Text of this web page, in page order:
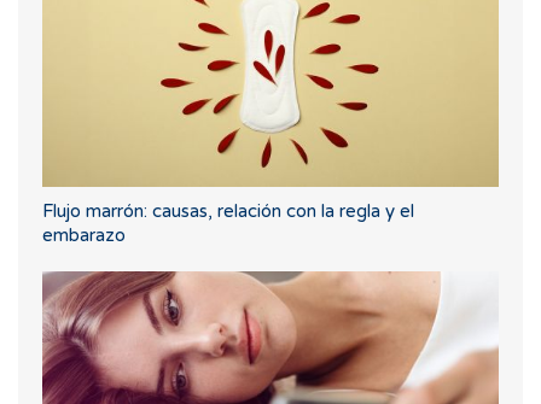
Flujo marrón: causas, relación con la regla y el
embarazo